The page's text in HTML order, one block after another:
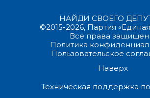
НАЙДИ СВОЕГО
©2015-2026, Партия
Все права
Политика
Пользовательское
Наверх
Техническая поддержка